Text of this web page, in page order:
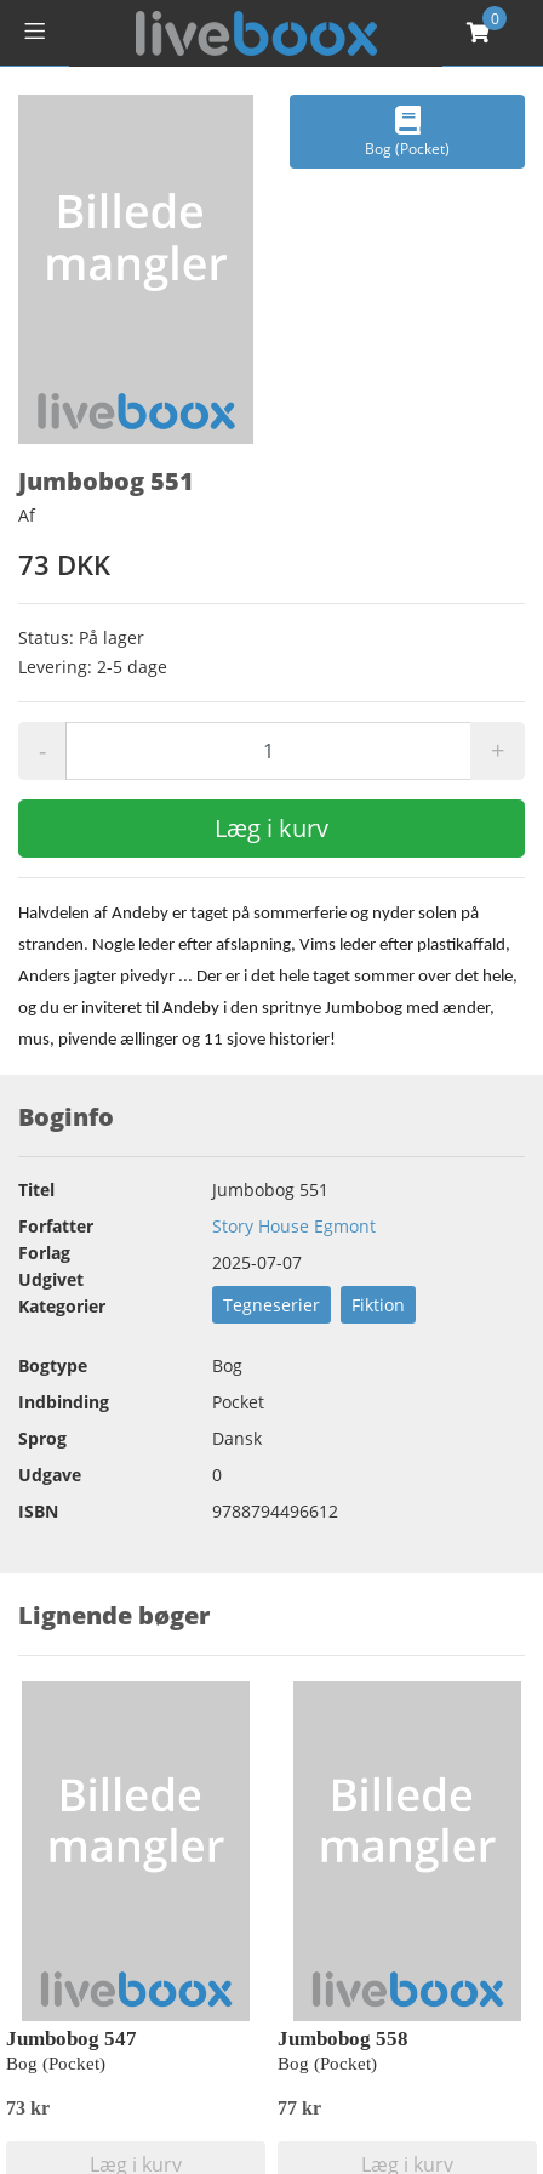
0
Bog (Pocket)
Jumbobog 551
Af
73 DKK
Status: På lager
Levering: 2-5 dage
- +
Læg i kurv
Halvdelen af Andeby er taget på sommerferie og nyder solen på
stranden. Nogle leder efter afslapning, Vims leder efter plastikaffald,
Anders jagter pivedyr ... Der er i det hele taget sommer over det hele,
og du er inviteret til Andeby i den spritnye Jumbobog med ænder,
mus, pivende ællinger og 11 sjove historier!
Boginfo
Titel
Jumbobog 551
Forfatter
Forlag
Story House Egmont
Udgivet
2025-07-07
Kategorier
Tegneserier Fiktion
Bogtype
Bog
Indbinding
Pocket
Sprog
Dansk
Udgave
0
ISBN
9788794496612
Lignende bøger
Jumbobog 547
Bog (Pocket)
73 kr
Læg i kurv
Jumbobog 558
Bog (Pocket)
77 kr
Læg i kurv